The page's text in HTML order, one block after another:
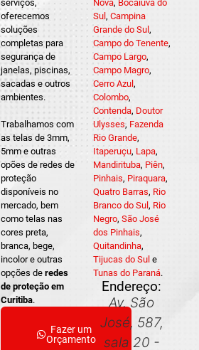
serviços,
oferecemos
soluções
completas para
segurança de
janelas, piscinas,
sacadas e outros
ambientes.
Trabalhamos com
as telas de 3mm,
5mm e outras
opões de redes de
proteção
disponíveis no
mercado, bem
como telas nas
cores preta,
branca, bege,
incolor e outras
opções deredes
de proteção em
Curitiba.
Fazer um
Orçamento
Nova, Bocaiúva do
Sul , Campina
Grande do Sul ,
Campo do Tenente,
Campo Largo,
Campo Magro,
Cerro Azul ,
Colombo,
Contenda, Doutor
Ulysses, Fazenda
Rio Grande,
Itaperuçu, Lapa,
Mandirituba, Piên,
Pinhais, Piraquara,
Quatro Barras, Rio
Branco do Sul , Rio
Negro, São José
dos Pinhais,
Quitandinha,
Tijucas do Sul e
Tunas do Paraná.
Endereço:
Av. São
José, 587,
sala 20 -